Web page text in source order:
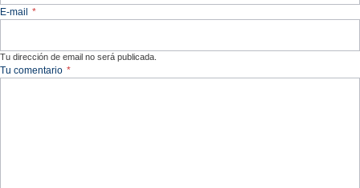
E-mail *
Tu dirección de email no será publicada.
Tu comentario *